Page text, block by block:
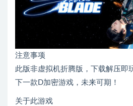
注意事项
此版非虚拟机折腾版，下载解压即
下一款D加密游戏，未来可期！
关于此游戏